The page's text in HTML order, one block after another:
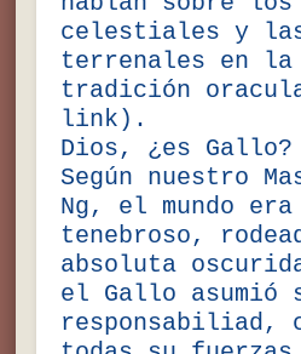
celestiales y las
terrenales en la
tradición
link).
Dios, ¿es Gallo?
Según nuestro
Ng, el mundo
tenebroso,
absoluta
el Gallo asumió
responsabiliad,